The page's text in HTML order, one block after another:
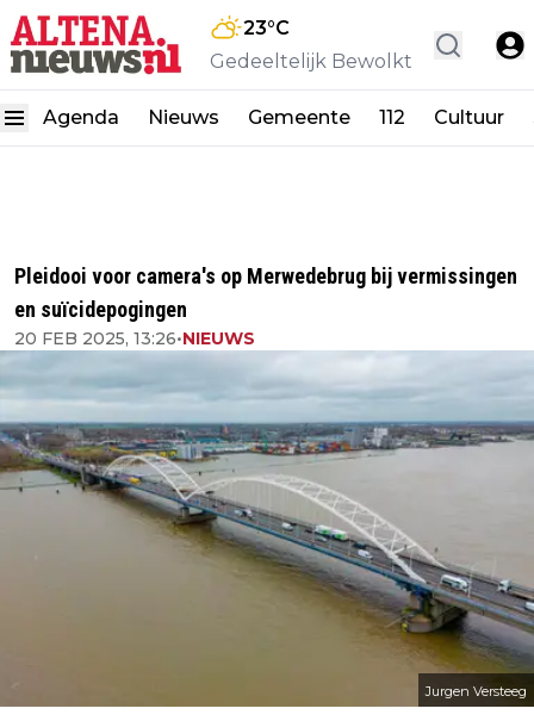
23°C
Gedeeltelijk Bewolkt
Agenda Nieuws Gemeente 112 Cultuur
Pleidooi voor camera's op Merwedebrug bij vermissingen
en suïcidepogingen
20 FEB 2025, 13:26•NIEUWS
Jurgen Versteeg